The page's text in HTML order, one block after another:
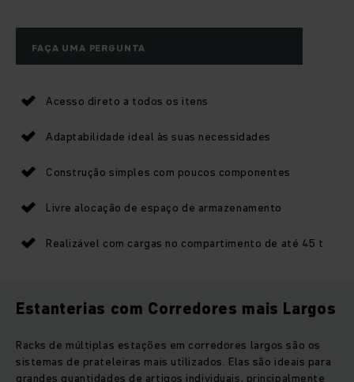
FAÇA UMA PERGUNTA
Acesso direto a todos os itens
Adaptabilidade ideal às suas necessidades
Construção simples com poucos componentes
Livre alocação de espaço de armazenamento
Realizável com cargas no compartimento de até 45 t
Estanterias com Corredores mais Largos
Racks de múltiplas estações em corredores largos são os
sistemas de prateleiras mais utilizados. Elas são ideais para
grandes quantidades de artigos individuais, principalmente